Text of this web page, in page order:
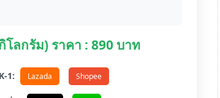
โลกรัม) ราคา : 890 บาท
1: Lazada Shopee